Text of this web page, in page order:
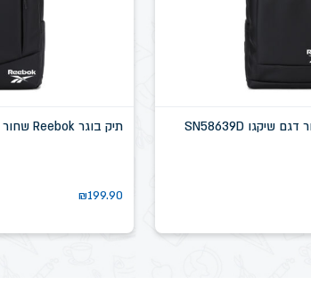
תיק בוגר Reebok שחור דגם סיאטל SN58637D
₪199.90